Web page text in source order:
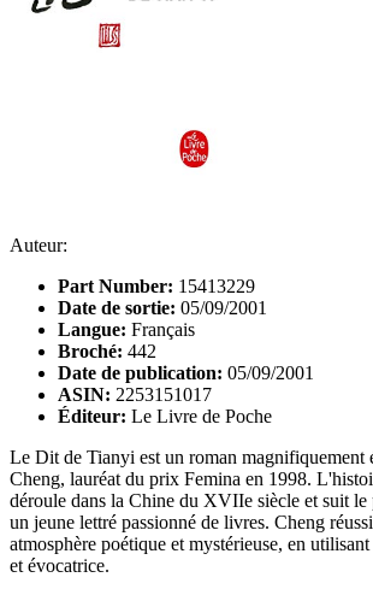
Auteur:
Part Number: 15413229
Date de sortie: 05/09/2001
Langue: Français
Broché: 442
Date de publication: 05/09/2001
ASIN: 2253151017
Éditeur: Le Livre de Poche
Le Dit de Tianyi est un roman magnifiquement
Cheng, lauréat du prix Femina en 1998.
déroule dans la Chine du XVIIe siècle et suit le
un jeune lettré passionné de livres. Cheng
atmosphère poétique et mystérieuse, en
et évocatrice.